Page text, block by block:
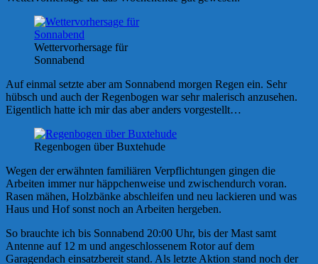
Wettervorhersage für
Sonnabend
Auf einmal setzte aber am Sonnabend morgen Regen ein. Sehr
hübsch und auch der Regenbogen war sehr malerisch anzusehen.
Eigentlich hatte ich mir das aber anders vorgestellt…
Regenbogen über Buxtehude
Wegen der erwähnten familiären Verpflichtungen gingen die
Arbeiten immer nur häppchenweise und zwischendurch voran.
Rasen mähen, Holzbänke abschleifen und neu lackieren und was
Haus und Hof sonst noch an Arbeiten hergeben.
So brauchte ich bis Sonnabend 20:00 Uhr, bis der Mast samt
Antenne auf 12 m und angeschlossenem Rotor auf dem
Garagendach einsatzbereit stand. Als letzte Aktion stand noch der